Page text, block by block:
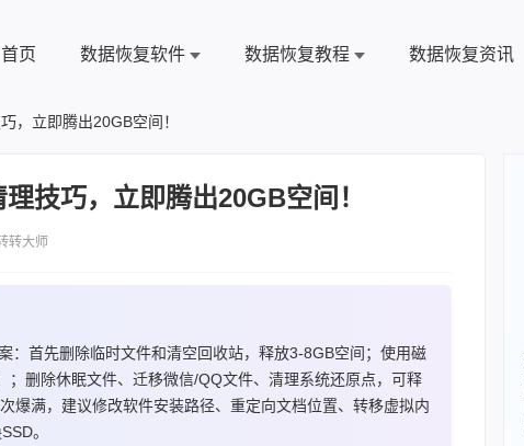
首页 数据恢复软件 数据恢复教程 数据恢复资讯
，立即腾出20GB空间！
技巧，立即腾出20GB空间！
大师
：首先删除临时文件和清空回收站，释放3-8GB空间；使用磁
删除休眠文件、迁移微信/QQ文件、清理系统还原点，可释
爆满，建议修改软件安装路径、重定向文档位置、转移虚拟内
。